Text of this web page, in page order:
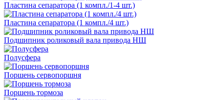
Пластина сепаратора (1 компл./1-4 шт.)
Пластина сепаратора (1 компл./4 шт.)
Подшипник роликовый вала привода НШ
Полусфера
Поршень сервопоршня
Поршень тормоза